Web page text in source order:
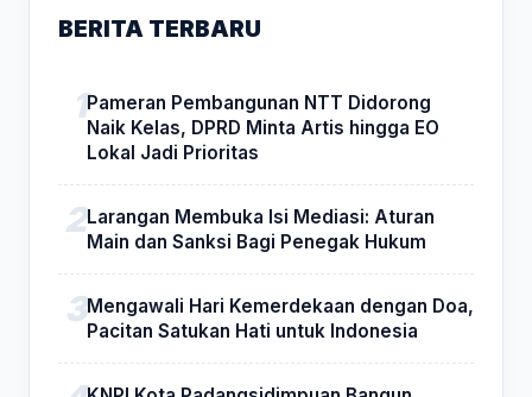
BERITA TERBARU
Pameran Pembangunan NTT Didorong
Naik Kelas, DPRD Minta Artis hingga EO
Lokal Jadi Prioritas
Larangan Membuka Isi Mediasi: Aturan
Main dan Sanksi Bagi Penegak Hukum
Mengawali Hari Kemerdekaan dengan Doa,
Pacitan Satukan Hati untuk Indonesia